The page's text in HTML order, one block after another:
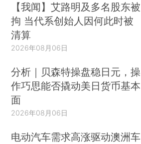
【我闻】艾路明及多名股东被
拘 当代系创始人因何此时被
清算
2026年08月06日
分析｜贝森特操盘稳日元，操
作巧思能否撬动美日货币基本
面
2026年08月06日
电动汽车需求高涨驱动澳洲车